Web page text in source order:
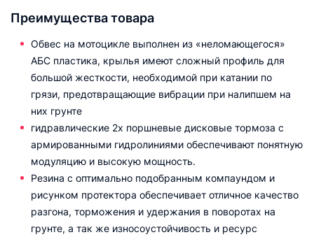
Преимущества товара
Обвес на мотоцикле выполнен из «неломающегося»
АБС пластика, крылья имеют сложный профиль для
большой жесткости, необходимой при катании по
грязи, предотвращающие вибрации при налипшем на
них грунте
гидравлические 2х поршневые дисковые тормоза с
армированными гидролиниями обеспечивают понятную
модуляцию и высокую мощность.
Резина с оптимально подобранным компаундом и
рисунком протектора обеспечивает отличное качество
разгона, торможения и удержания в поворотах на
грунте, а так же износоустойчивость и ресурс